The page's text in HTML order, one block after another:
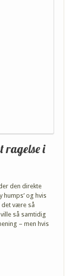
ragelse i
den direkte
humps’ og hvis
det være så
så samtidig
– men hvis